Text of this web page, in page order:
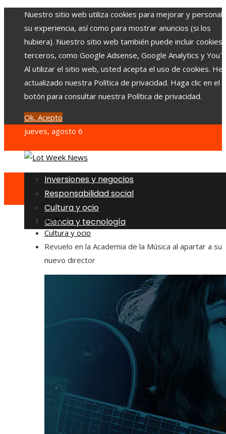
Nuestro sitio web utiliza cookies para mejorar y
su experiencia, así como para mostrar anuncios (si los
hubiera). Nuestro sitio web también puede incluir cookies
terceros, como Google Adsense, Google Analytics y
Al utilizar el sitio web, usted acepta el uso de cookies.
actualizado nuestra Política de privacidad. Haga clic en el
botón para consultar nuestra Política de privacidad.
Ok, Acepto
jueves, agosto 6
Inversiones y negocios
Responsabilidad social
Cultura y ocio
Ciencia y tecnología
Inicio
Cultura y ocio
Revuelo en la Academia de la Música al apartar a su
nuevo director